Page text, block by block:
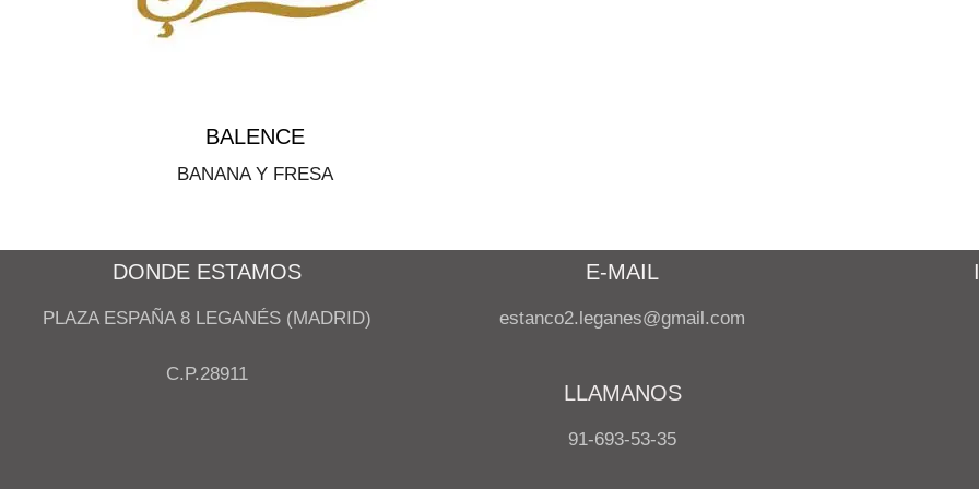
BALENCE
BANANA Y FRESA
DONDE ESTAMOS
PLAZA ESPAÑA 8 LEGANÉS (MADRID)
C.P.28911
E-MAIL
estanco2.leganes@gmail.com
LLAMANOS
91-693-53-35